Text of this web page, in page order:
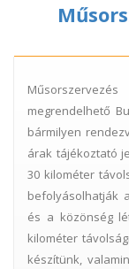
megrendelhető
bármilyen
árak tájékoztató
30 kilométer
befolyásolhatják
és a közönség
kilométer
készítünk,